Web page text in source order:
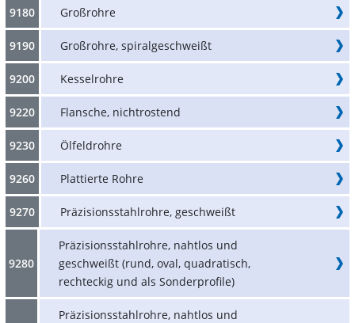
9180 Großrohre
9190 Großrohre, spiralgeschweißt
9200 Kesselrohre
9220 Flansche, nichtrostend
9230 Ölfeldrohre
9260 Plattierte Rohre
9270 Präzisionsstahlrohre, geschweißt
9280
Präzisionsstahlrohre, nahtlos und
geschweißt (rund, oval, quadratisch,
rechteckig und als Sonderprofile)
Präzisionsstahlrohre, nahtlos und